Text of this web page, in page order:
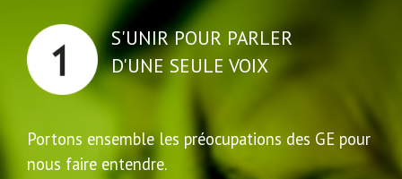
S'UNIR POUR PARLER
D'UNE SEULE VOIX
Portons ensemble les préocupations des GE pour
nous faire entendre.